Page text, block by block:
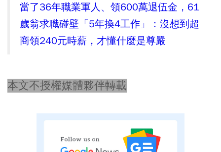
當了36年職業軍人、領600萬退伍金，61
歲翁求職碰壁「5年換4工作」：沒想到超
商領240元時薪，才懂什麼是尊嚴
本文不授權媒體夥伴轉載